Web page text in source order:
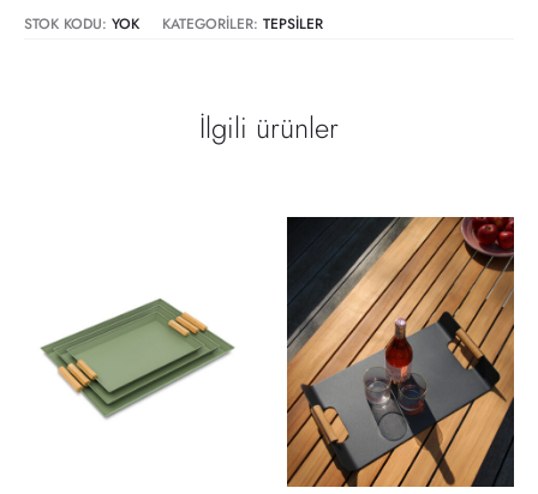
STOK KODU: YOK KATEGORILER: TEPSILER
İlgili ürünler